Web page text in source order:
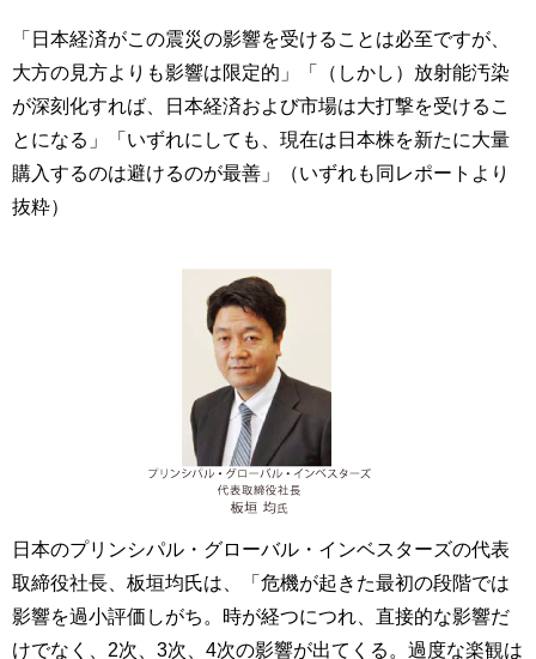
「日本経済がこの震災の影響を受けることは必至ですが、
大方の見方よりも影響は限定的」「（しかし）放射能汚染
が深刻化すれば、日本経済および市場は大打撃を受けるこ
とになる」「いずれにしても、現在は日本株を新たに大量
購入するのは避けるのが最善」（いずれも同レポートより
抜粋）
日本のプリンシパル・グローバル・インベスターズの代表
取締役社長、板垣均氏は、「危機が起きた最初の段階では
影響を過小評価しがち。時が経つにつれ、直接的な影響だ
けでなく、2次、3次、4次の影響が出てくる。過度な楽観は